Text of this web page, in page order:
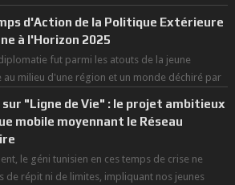
de nos prouesses et man...
d'Action de la Politique Extérieure
à l'Horizon 2025
fut parmi les atouts de la jeune
au milieu d'une région et un monde déchiré par
sur "Ligne de Vie" : le projet ambitieux
mobile moyennant le Réseau
le géni tunisien en ces temps de crise ne
de répit ni de limites, impliquant nos jeunes